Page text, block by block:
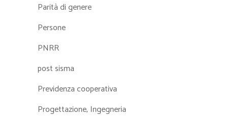
Parità di genere
Persone
PNRR
post sisma
Previdenza cooperativa
Progettazione, Ingegneria